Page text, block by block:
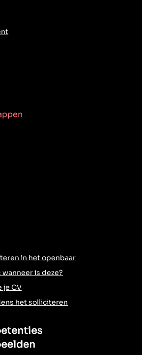
in het openbaar
is deze?
je CV
het solliciteren